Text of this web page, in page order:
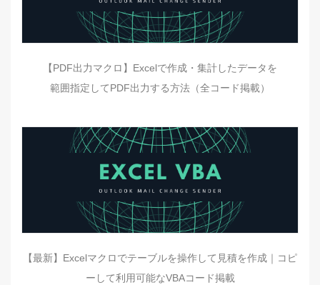
【PDF出力マクロ】Excelで作成・集計したデータを
範囲指定してPDF出力する方法（全コード掲載）
【最新】Excelマクロでテーブルを操作して見積を作成｜コピ
ーして利用可能なVBAコード掲載